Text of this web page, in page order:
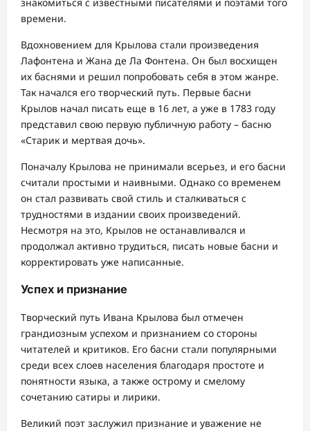
времени.
Вдохновением для Крылова стали произведения
Лафонтена и Жана де Ла Фонтена. Он был восхищен
их баснями и решил попробовать себя в этом жанре.
Так начался его творческий путь. Первые басни
Крылов начал писать еще в 16 лет, а уже в 1783 году
представил свою первую публичную работу – басню
«Старик и мертвая дочь».
Поначалу Крылова не принимали всерьез, и его басни
считали простыми и наивными. Однако со временем
он стал развивать свой стиль и сталкиваться с
трудностями в издании своих произведений.
Несмотря на это, Крылов не останавливался и
продолжал активно трудиться, писать новые басни и
корректировать уже написанные.
Успех и признание
Творческий путь Ивана Крылова был отмечен
грандиозным успехом и признанием со стороны
читателей и критиков. Его басни стали популярными
среди всех слоев населения благодаря простоте и
понятности языка, а также острому и смелому
сочетанию сатиры и лирики.
Великий поэт заслужил признание и уважение не